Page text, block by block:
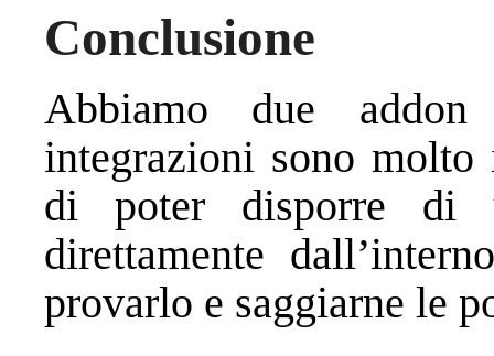
Conclusione
Abbiamo due addon
integrazioni sono molto
di poter disporre di
direttamente
provarlo e saggiarne le